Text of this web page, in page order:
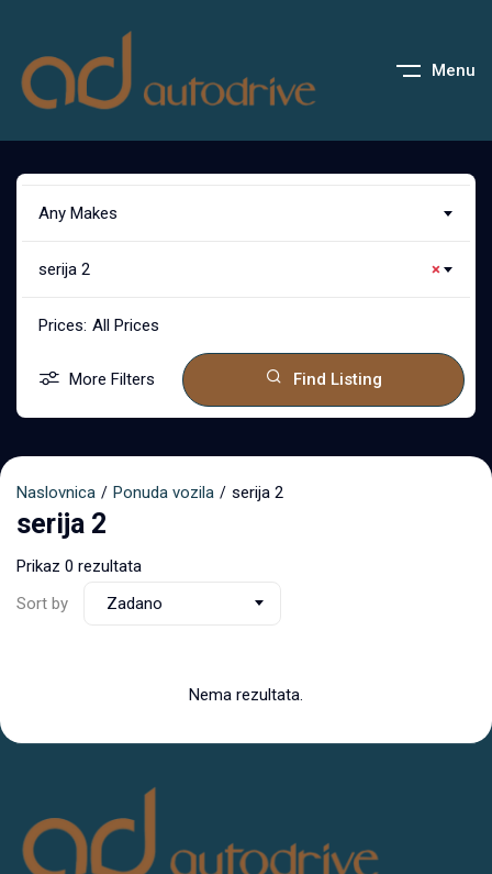
Menu
Any Makes
×
serija 2
Prices: All Prices
More Filters Find Listing
Naslovnica Ponuda vozila serija 2
serija 2
Prikaz 0 rezultata
Sort by
Zadano
Nema rezultata.